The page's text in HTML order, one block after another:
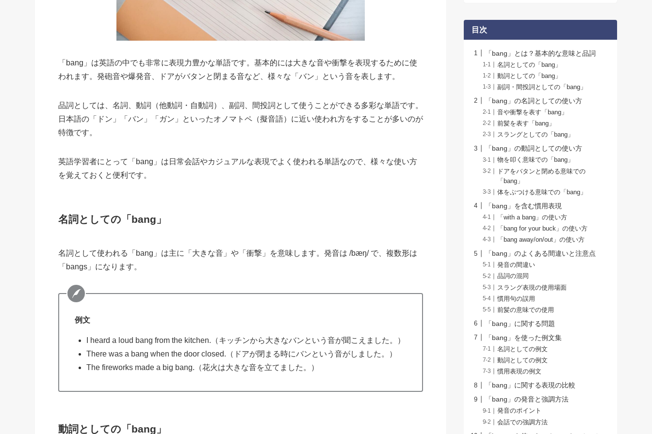
「bang」は英語の中でも非常に表現力豊かな単語です。基本的には大きな音や衝撃を表現するために使
われます。発砲音や爆発音、ドアがバタンと閉まる音など、様々な「バン」という音を表します。
品詞としては、名詞、動詞（他動詞・自動詞）、副詞、間投詞として使うことができる多彩な単語です。
日本語の「ドン」「バン」「ガン」といったオノマトペ（擬音語）に近い使われ方をすることが多いのが
特徴です。
英語学習者にとって「bang」は日常会話やカジュアルな表現でよく使われる単語なので、様々な使い方
を覚えておくと便利です。
名詞としての「bang」
名詞として使われる「bang」は主に「大きな音」や「衝撃」を意味します。発音は /bæŋ/ で、複数形は
「bangs」になります。
例文
I heard a loud bang from the kitchen.（キッチンから大きなバンという音が聞こえました。）
There was a bang when the door closed.（ドアが閉まる時にバンという音がしました。）
The fireworks made a big bang.（花火は大きな音を立てました。）
動詞としての「bang」
目次
「bang」とは？基本的な意味と品詞
名詞としての「bang」
動詞としての「bang」
副詞・間投詞としての「bang」
「bang」の名詞としての使い方
音や衝撃を表す「bang」
前髪を表す「bang」
スラングとしての「bang」
「bang」の動詞としての使い方
物を叩く意味での「bang」
ドアをバタンと閉める意味での
「bang」
体をぶつける意味での「bang」
「bang」を含む慣用表現
「with a bang」の使い方
「bang for your buck」の使い方
「bang away/on/out」の使い方
「bang」のよくある間違いと注意点
発音の間違い
品詞の混同
スラング表現の使用場面
慣用句の誤用
前髪の意味での使用
「bang」に関する問題
「bang」を使った例文集
名詞としての例文
動詞としての例文
慣用表現の例文
「bang」に関する表現の比較
「bang」の発音と強調方法
発音のポイント
会話での強調方法